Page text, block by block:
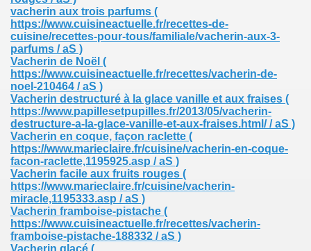
vacherin aux trois parfums (
https://www.cuisineactuelle.fr/recettes-de-
cuisine/recettes-pour-tous/familiale/vacherin-aux-3-
parfums / aS )
Vacherin de Noël (
https://www.cuisineactuelle.fr/recettes/vacherin-de-
noel-210464 / aS )
Vacherin destructuré à la glace vanille et aux fraises (
https://www.papillesetpupilles.fr/2013/05/vacherin-
destructure-a-la-glace-vanille-et-aux-fraises.html/ / aS )
Vacherin en coque, façon raclette (
https://www.marieclaire.fr/cuisine/vacherin-en-coque-
facon-raclette,1195925.asp / aS )
Vacherin facile aux fruits rouges (
https://www.marieclaire.fr/cuisine/vacherin-
miracle,1195333.asp / aS )
Vacherin framboise-pistache (
https://www.cuisineactuelle.fr/recettes/vacherin-
framboise-pistache-188332 / aS )